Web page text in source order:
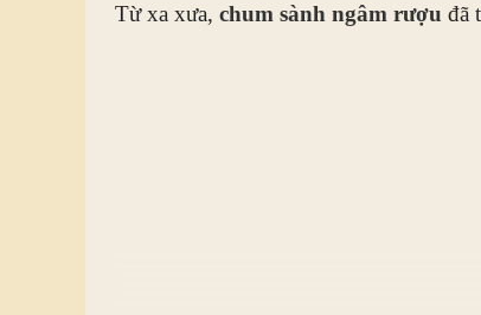
Từ xa xưa, chum sành ngâm rượu đã